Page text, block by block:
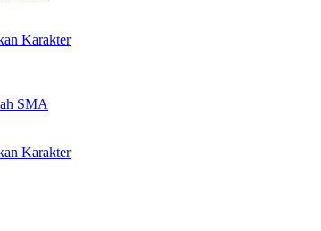
Karakter
SMA
Karakter